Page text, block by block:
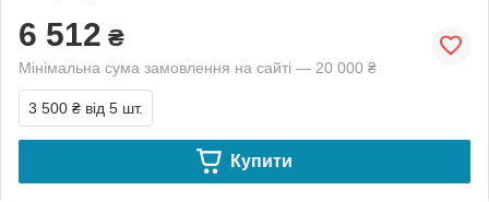
6 512 ₴
Мінімальна сума замовлення на сайті — 20 000 ₴
3 500 ₴ від 5 шт.
Купити